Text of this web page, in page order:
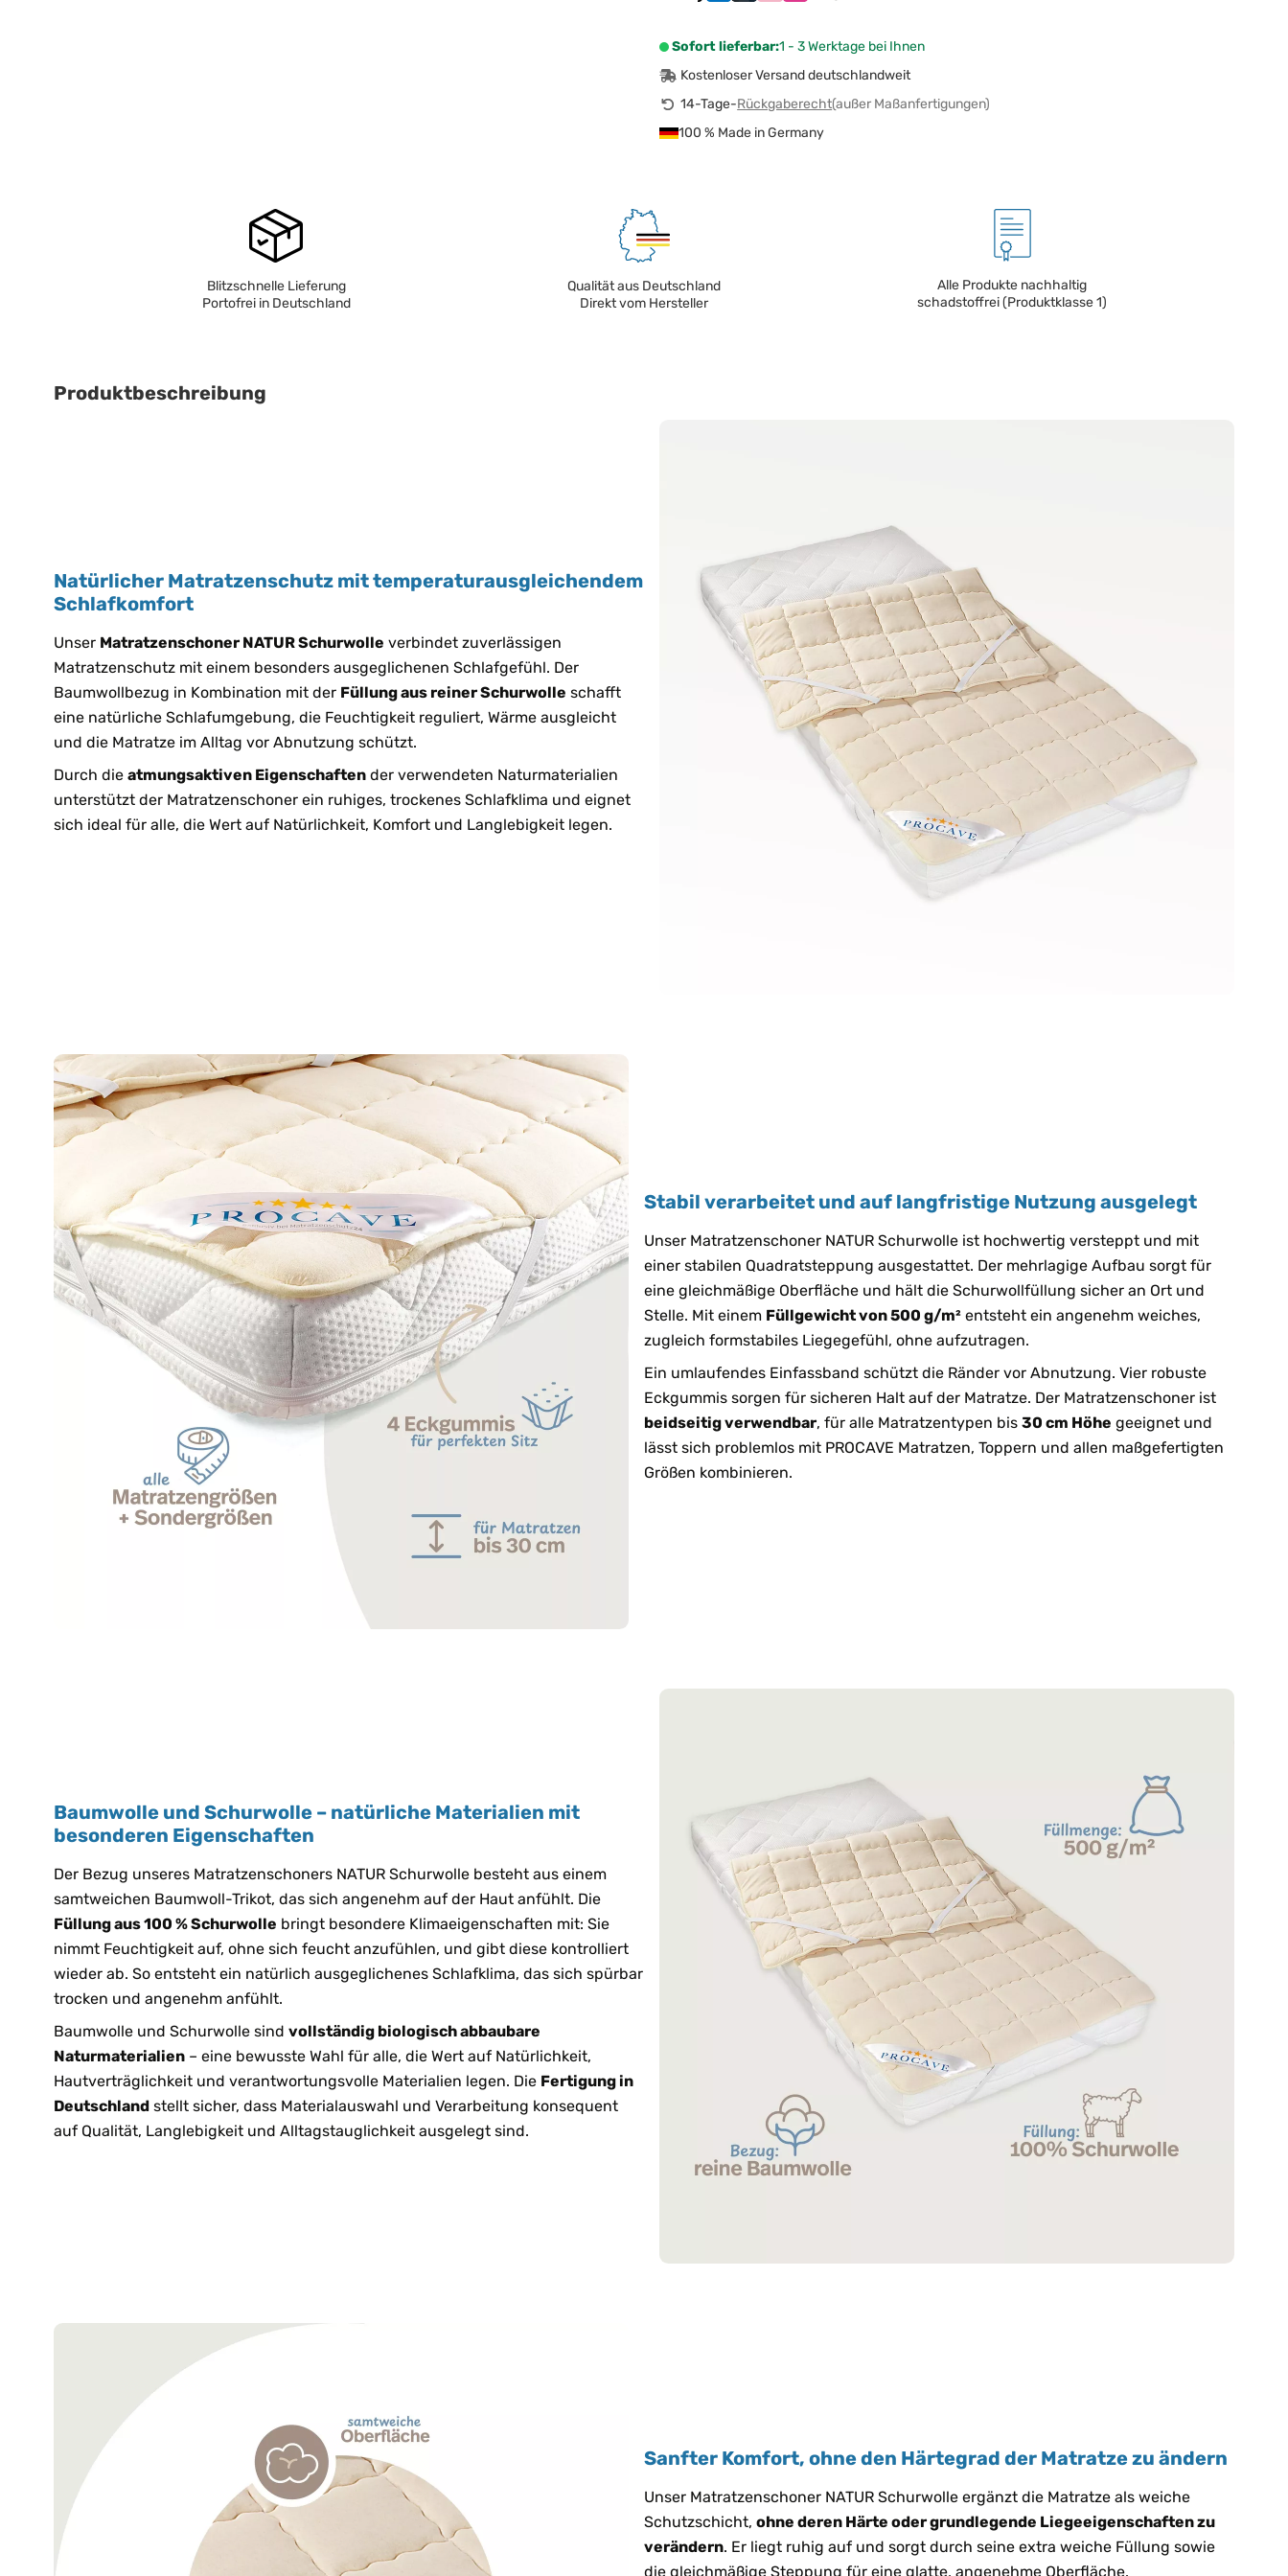
Sofort lieferbar:1 - 3 Werktage bei Ihnen
Kostenloser Versand deutschlandweit
14-Tage-Rückgaberecht(außer Maßanfertigungen)
100 % Made in Germany
Blitzschnelle Lieferung
Portofrei in Deutschland
Qualität aus Deutschland
Direkt vom Hersteller
Alle Produkte nachhaltig
schadstoffrei (Produktklasse 1)
Produktbeschreibung
Natürlicher Matratzenschutz mit temperaturausgleichendem
Schlafkomfort
Unser Matratzenschoner NATUR Schurwolle verbindet zuverlässigen
Matratzenschutz mit einem besonders ausgeglichenen Schlafgefühl. Der
Baumwollbezug in Kombination mit der Füllung aus reiner Schurwolle schafft
eine natürliche Schlafumgebung, die Feuchtigkeit reguliert, Wärme ausgleicht
und die Matratze im Alltag vor Abnutzung schützt.
Durch die atmungsaktiven Eigenschaften der verwendeten Naturmaterialien
unterstützt der Matratzenschoner ein ruhiges, trockenes Schlafklima und eignet
sich ideal für alle, die Wert auf Natürlichkeit, Komfort und Langlebigkeit legen.
Stabil verarbeitet und auf langfristige Nutzung ausgelegt
Unser Matratzenschoner NATUR Schurwolle ist hochwertig versteppt und mit
einer stabilen Quadratsteppung ausgestattet. Der mehrlagige Aufbau sorgt für
eine gleichmäßige Oberfläche und hält die Schurwollfüllung sicher an Ort und
Stelle. Mit einem Füllgewicht von 500 g/m² entsteht ein angenehm weiches,
zugleich formstabiles Liegegefühl, ohne aufzutragen.
Ein umlaufendes Einfassband schützt die Ränder vor Abnutzung. Vier robuste
Eckgummis sorgen für sicheren Halt auf der Matratze. Der Matratzenschoner ist
beidseitig verwendbar, für alle Matratzentypen bis 30 cm Höhe geeignet und
lässt sich problemlos mit PROCAVE Matratzen, Toppern und allen maßgefertigten
Größen kombinieren.
Baumwolle und Schurwolle – natürliche Materialien mit
besonderen Eigenschaften
Der Bezug unseres Matratzenschoners NATUR Schurwolle besteht aus einem
samtweichen Baumwoll-Trikot, das sich angenehm auf der Haut anfühlt. Die
Füllung aus 100 % Schurwolle bringt besondere Klimaeigenschaften mit: Sie
nimmt Feuchtigkeit auf, ohne sich feucht anzufühlen, und gibt diese kontrolliert
wieder ab. So entsteht ein natürlich ausgeglichenes Schlafklima, das sich spürbar
trocken und angenehm anfühlt.
Baumwolle und Schurwolle sind vollständig biologisch abbaubare
Naturmaterialien – eine bewusste Wahl für alle, die Wert auf Natürlichkeit,
Hautverträglichkeit und verantwortungsvolle Materialien legen. Die Fertigung in
Deutschland stellt sicher, dass Materialauswahl und Verarbeitung konsequent
auf Qualität, Langlebigkeit und Alltagstauglichkeit ausgelegt sind.
Sanfter Komfort, ohne den Härtegrad der Matratze zu ändern
Unser Matratzenschoner NATUR Schurwolle ergänzt die Matratze als weiche
Schutzschicht, ohne deren Härte oder grundlegende Liegeeigenschaften zu
verändern. Er liegt ruhig auf und sorgt durch seine extra weiche Füllung sowie
die gleichmäßige Steppung für eine glatte, angenehme Oberfläche.